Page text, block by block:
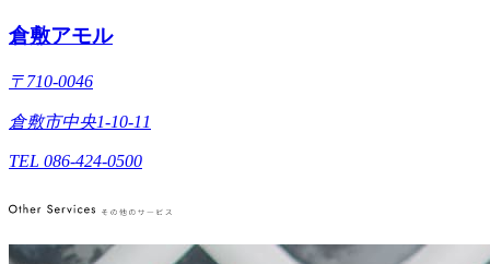
倉敷アモル
〒710-0046
倉敷市中央1-10-11
TEL 086-424-0500